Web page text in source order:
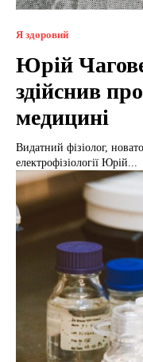
Я здоровий
Юрій
здійснив
медицині
Видатний фізіолог,
електрофізіології Юрій...